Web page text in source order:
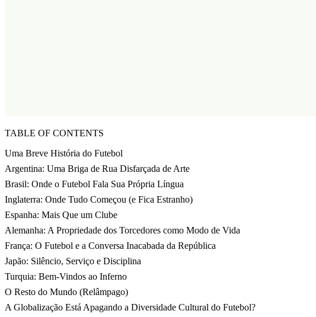
TABLE OF CONTENTS
Uma Breve História do Futebol
Argentina: Uma Briga de Rua Disfarçada de Arte
Brasil: Onde o Futebol Fala Sua Própria Língua
Inglaterra: Onde Tudo Começou (e Fica Estranho)
Espanha: Mais Que um Clube
Alemanha: A Propriedade dos Torcedores como Modo de Vida
França: O Futebol e a Conversa Inacabada da República
Japão: Silêncio, Serviço e Disciplina
Turquia: Bem-Vindos ao Inferno
O Resto do Mundo (Relâmpago)
A Globalização Está Apagando a Diversidade Cultural do Futebol?